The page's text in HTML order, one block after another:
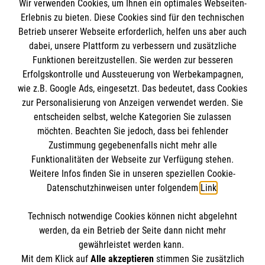
Informationen
Impressum
Datenschutz
Kontakt
Barrierefreiheit
Die Malteser
Malteser in Deutschland
Malteserorden
Sharepoint
Spendenkonto
Bank: Pax-Bank für Kirche und Caritas eG
IBAN: DE03 3706 0120 1201 2040 18
BIC: GENODED1PA7
So finden Sie uns
Wir verwenden Cookies, um Ihnen ein optimales Webseiten-
Erlebnis zu bieten. Diese Cookies sind für den technischen
Betrieb unserer Webseite erforderlich, helfen uns aber auch
dabei, unsere Plattform zu verbessern und zusätzliche
Funktionen bereitzustellen. Sie werden zur besseren
Erfolgskontrolle und Aussteuerung von Werbekampagnen,
wie z.B. Google Ads, eingesetzt. Das bedeutet, dass Cookies
zur Personalisierung von Anzeigen verwendet werden. Sie
entscheiden selbst, welche Kategorien Sie zulassen
möchten. Beachten Sie jedoch, dass bei fehlender
Zustimmung gegebenenfalls nicht mehr alle
Funktionalitäten der Webseite zur Verfügung stehen.
Weitere Infos finden Sie in unseren speziellen Cookie-
Datenschutzhinweisen unter folgendem Link.
Technisch notwendige Cookies können nicht abgelehnt
werden, da ein Betrieb der Seite dann nicht mehr
gewährleistet werden kann.
Mit dem Klick auf Alle akzeptierenstimmen Sie zusätzlich